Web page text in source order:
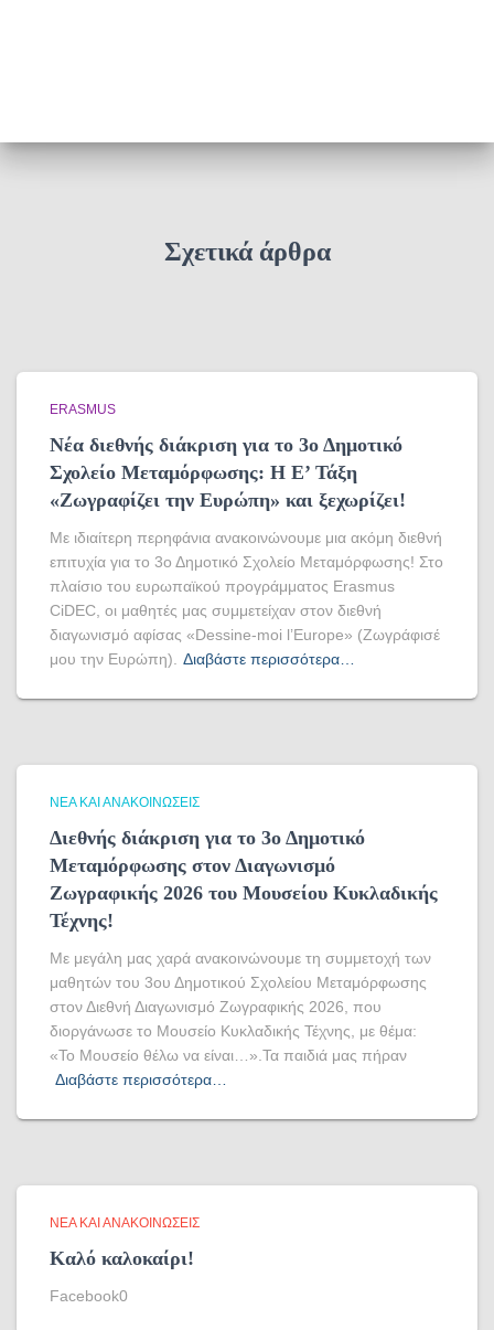
Σχετικά άρθρα
ERASMUS
Νέα διεθνής διάκριση για το 3ο Δημοτικό
Σχολείο Μεταμόρφωσης: Η Ε’ Τάξη
«Ζωγραφίζει την Ευρώπη» και ξεχωρίζει!
Με ιδιαίτερη περηφάνια ανακοινώνουμε μια ακόμη διεθνή
επιτυχία για το 3ο Δημοτικό Σχολείο Μεταμόρφωσης! Στο
πλαίσιο του ευρωπαϊκού προγράμματος Erasmus
CiDEC, οι μαθητές μας συμμετείχαν στον διεθνή
διαγωνισμό αφίσας «Dessine-moi l’Europe» (Ζωγράφισέ
μου την Ευρώπη). Διαβάστε περισσότερα…
ΝΈΑ ΚΑΙ ΑΝΑΚΟΙΝΏΣΕΙΣ
Διεθνής διάκριση για το 3ο Δημοτικό
Μεταμόρφωσης στον Διαγωνισμό
Ζωγραφικής 2026 του Μουσείου Κυκλαδικής
Τέχνης!
Με μεγάλη μας χαρά ανακοινώνουμε τη συμμετοχή των
μαθητών του 3ου Δημοτικού Σχολείου Μεταμόρφωσης
στον Διεθνή Διαγωνισμό Ζωγραφικής 2026, που
διοργάνωσε το Μουσείο Κυκλαδικής Τέχνης, με θέμα:
«Το Μουσείο θέλω να είναι…».Τα παιδιά μας πήραν
Διαβάστε περισσότερα…
ΝΈΑ ΚΑΙ ΑΝΑΚΟΙΝΏΣΕΙΣ
Καλό καλοκαίρι!
Facebook0